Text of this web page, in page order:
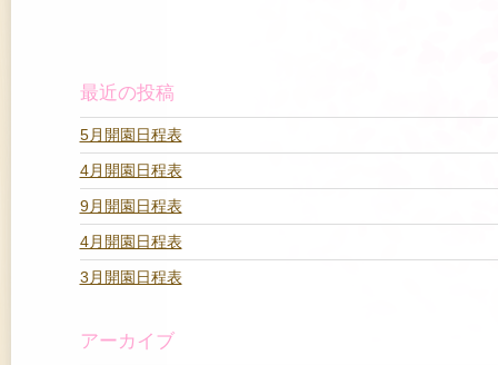
最近の投稿
5月開園日程表
4月開園日程表
9月開園日程表
4月開園日程表
3月開園日程表
アーカイブ